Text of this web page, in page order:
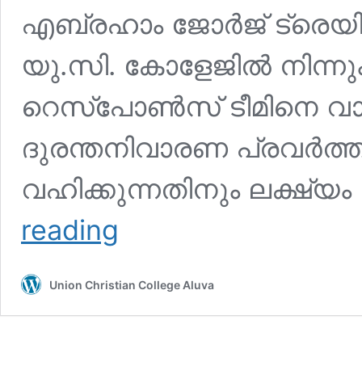
എബ്രഹാം ജോർജ്
യു.സി. കോളേജിൽ
റെസ്പോൺസ് ടീമിനെ
ദുരന്തനിവാരണ
വഹിക്കുന്നതിനും
reading
ടീം
Union Christian College Aluva